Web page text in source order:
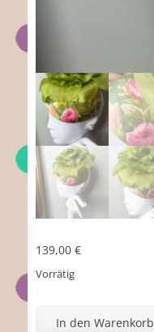
139,00 €
Vorrätig
In den Warenkorb